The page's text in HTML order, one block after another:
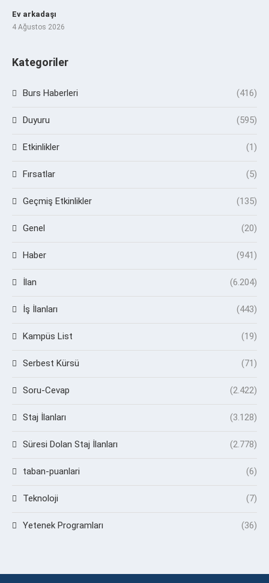
Ev arkadaşı
4 Ağustos 2026
Kategoriler
Burs Haberleri (416)
Duyuru (595)
Etkinlikler (1)
Fırsatlar (5)
Geçmiş Etkinlikler (135)
Genel (20)
Haber (941)
İlan (6.204)
İş İlanları (443)
Kampüs List (19)
Serbest Kürsü (71)
Soru-Cevap (2.422)
Staj İlanları (3.128)
Süresi Dolan Staj İlanları (2.778)
taban-puanlari (6)
Teknoloji (7)
Yetenek Programları (36)